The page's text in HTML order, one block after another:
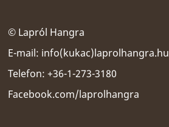
© Lapról Hangra
E-mail: info(kukac)laprolhangra.hu
Telefon: +36-1-273-3180
Facebook.com/laprolhangra